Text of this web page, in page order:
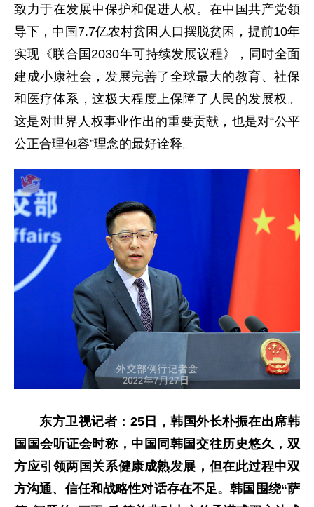
致力于在发展中保护和促进人权。在中国共产党领
导下，中国7.7亿农村贫困人口摆脱贫困，提前10年
实现《联合国2030年可持续发展议程》，同时全面
建成小康社会，发展完善了全球最大的教育、社保
和医疗体系，这极大程度上保障了人民的发展权。
这是对世界人权事业作出的重要贡献，也是对“公平
公正合理包容”理念的最好诠释。
东方卫视记者：25日，韩国外长朴振在出席韩
国国会听证会时称，中国同韩国交往历史悠久，双
方应引领两国关系健康成熟发展，但在此过程中双
方沟通、信任和战略性对话存在不足。韩国围绕“萨